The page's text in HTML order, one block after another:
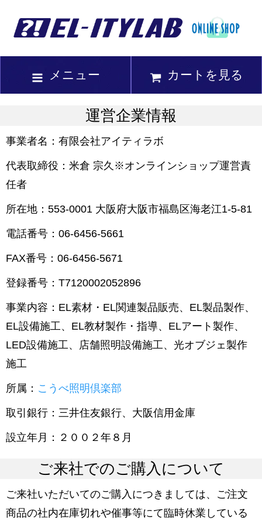
メニュー カートを見る
運営企業情報
事業者名：有限会社アイティラボ
代表取締役：米倉 宗久※オンラインショップ運営責
任者
所在地：553-0001 大阪府大阪市福島区海老江1-5-81
電話番号：06-6456-5661
FAX番号：06-6456-5671
登録番号：T7120002052896
事業内容：EL素材・EL関連製品販売、EL製品製作、
EL設備施工、EL教材製作・指導、ELアート製作、
LED設備施工、店舗照明設備施工、光オブジェ製作
施工
所属： こうべ照明倶楽部
取引銀行：三井住友銀行、大阪信用金庫
設立年月：２００２年８月
ご来社でのご購入について
ご来社いただいてのご購入につきましては、ご注文
商品の社内在庫切れや催事等にて臨時休業している